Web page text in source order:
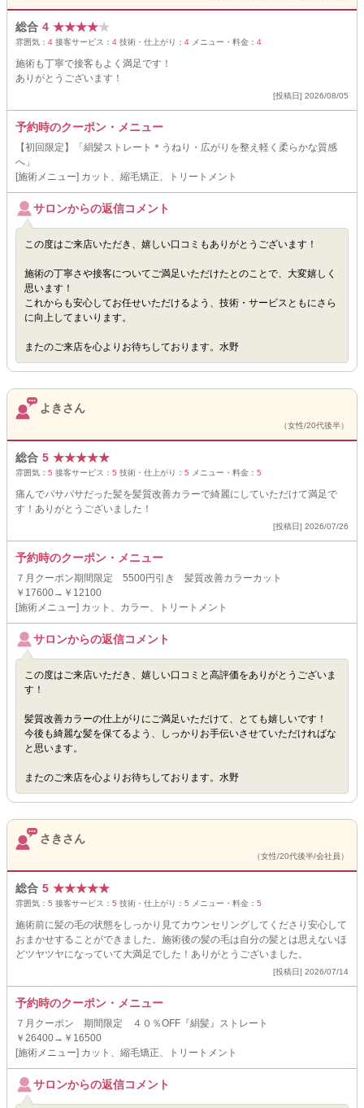
総合 4 ★★★★★
雰囲気： 4 接客サービス： 4 技術・仕上がり： 4 メニュー・料金： 4
施術も丁寧で接客もよく満足です！
ありがとうございます！
[投稿日] 2026/08/05
予約時のクーポン・メニュー
【初回限定】「絹髪ストレート＊うねり・広がりを整え軽く柔らかな質感
へ」
[施術メニュー] カット、縮毛矯正、トリートメント
サロンからの返信コメント
この度はご来店いただき、嬉しい口コミもありがとうございます！
施術の丁寧さや接客についてご満足いただけたとのことで、大変嬉しく
思います！
これからも安心してお任せいただけるよう、技術・サービスともにさら
に向上してまいります。
またのご来店を心よりお待ちしております。水野
よきさん
（女性/20代後半）
総合 5 ★★★★★
雰囲気： 5 接客サービス： 5 技術・仕上がり： 5 メニュー・料金： 5
痛んでパサパサだった髪を髪質改善カラーで綺麗にしていただけて満足で
す！ありがとうございました！
[投稿日] 2026/07/26
予約時のクーポン・メニュー
７月クーポン期間限定 5500円引き 髪質改善カラーカット
￥17600→￥12100
[施術メニュー] カット、カラー、トリートメント
サロンからの返信コメント
この度はご来店いただき、嬉しい口コミと高評価をありがとうございま
す！
髪質改善カラーの仕上がりにご満足いただけて、とても嬉しいです！
今後も綺麗な髪を保てるよう、しっかりお手伝いさせていただければな
と思います。
またのご来店を心よりお待ちしております。水野
さきさん
（女性/20代後半/会社員）
総合 5 ★★★★★
雰囲気： 5 接客サービス： 5 技術・仕上がり： 5 メニュー・料金： 5
施術前に髪の毛の状態をしっかり見てカウンセリングしてくださり安心して
おまかせすることができました。施術後の髪の毛は自分の髪とは思えないほ
どツヤツヤになっていて大満足でした！ありがとうございました。
[投稿日] 2026/07/14
予約時のクーポン・メニュー
７月クーポン 期間限定 ４０％OFF『絹髪』ストレート
￥26400→￥16500
[施術メニュー] カット、縮毛矯正、トリートメント
サロンからの返信コメント